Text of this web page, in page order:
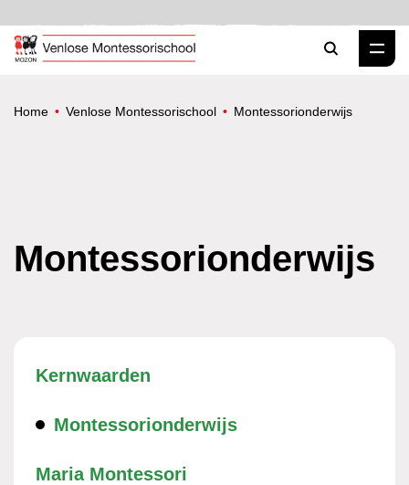
Zoeken
Home Venlose Montessorischool Montessorionderwijs
Montessorionderwijs
Kernwaarden
Montessorionderwijs
Maria Montessori